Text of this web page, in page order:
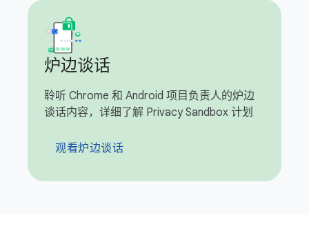
炉边谈话
聆听 Chrome 和 Android 项目负责人的炉边
谈话内容，详细了解 Privacy Sandbox 计划
观看炉边谈话